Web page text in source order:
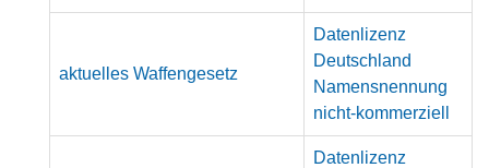
aktuelles Waffengesetz
Datenlizenz
Deutschland
Namensnennung
nicht-kommerziell
Datenlizenz